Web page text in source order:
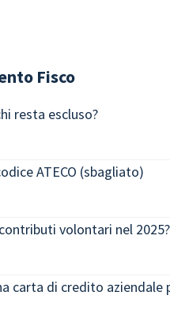
Fisco
resta escluso?
ATECO (sbagliato)
volontari nel 2025?
carta di credito aziendale